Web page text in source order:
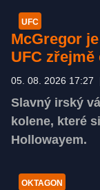
UFC
McGregor
UFC
05. 08. 2026 17:27
Slavný irský
kolene, které
Hollowayem.
OKTAGON